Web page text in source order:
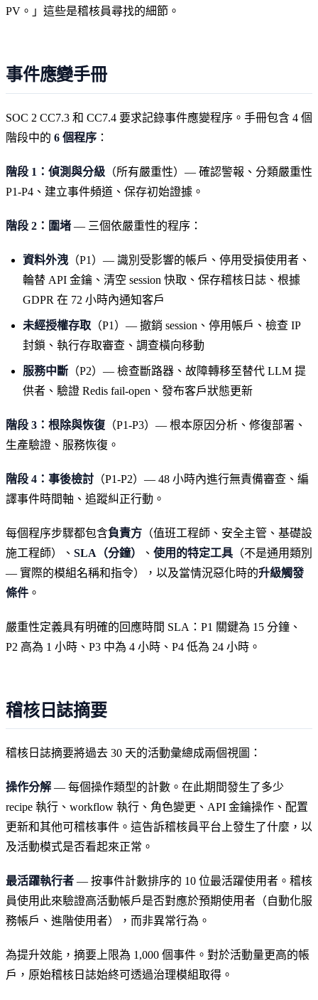
PV。」這些是稽核員尋找的細節。
事件應變手冊
SOC 2 CC7.3 和 CC7.4 要求記錄事件應變程序。手冊包含 4 個
階段中的 6 個程序 ：
階段 1：偵測與分級 （所有嚴重性）— 確認警報、分類嚴重性
P1-P4、建立事件頻道、保存初始證據。
階段 2：圍堵 — 三個依嚴重性的程序：
資料外洩 （P1）— 識別受影響的帳戶、停用受損使用者、
輪替 API 金鑰、清空 session 快取、保存稽核日誌、根據
GDPR 在 72 小時內通知客戶
未經授權存取 （P1）— 撤銷 session、停用帳戶、檢查 IP
封鎖、執行存取審查、調查橫向移動
服務中斷 （P2）— 檢查斷路器、故障轉移至替代 LLM 提
供者、驗證 Redis fail-open、發布客戶狀態更新
階段 3：根除與恢復 （P1-P3）— 根本原因分析、修復部署、
生產驗證、服務恢復。
階段 4：事後檢討 （P1-P2）— 48 小時內進行無責備審查、編
譯事件時間軸、追蹤糾正行動。
每個程序步驟都包含負責方 （值班工程師、安全主管、基礎設
施工程師）、 SLA（分鐘） 、 使用的特定工具 （不是通用類別
— 實際的模組名稱和指令），以及當情況惡化時的升級觸發
條件 。
嚴重性定義具有明確的回應時間 SLA：P1 關鍵為 15 分鐘、
P2 高為 1 小時、P3 中為 4 小時、P4 低為 24 小時。
稽核日誌摘要
稽核日誌摘要將過去 30 天的活動彙總成兩個視圖：
操作分解 — 每個操作類型的計數。在此期間發生了多少
recipe 執行、workflow 執行、角色變更、API 金鑰操作、配置
更新和其他可稽核事件。這告訴稽核員平台上發生了什麼，以
及活動模式是否看起來正常。
最活躍執行者 — 按事件計數排序的 10 位最活躍使用者。稽核
員使用此來驗證高活動帳戶是否對應於預期使用者（自動化服
務帳戶、進階使用者），而非異常行為。
為提升效能，摘要上限為 1,000 個事件。對於活動量更高的帳
戶，原始稽核日誌始終可透過治理模組取得。